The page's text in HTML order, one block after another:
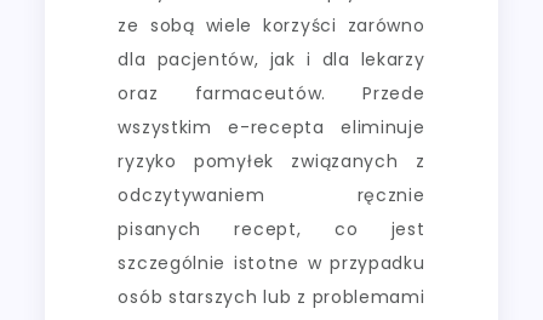
ze sobą wiele korzyści zarówno
dla pacjentów, jak i dla lekarzy
oraz farmaceutów. Przede
wszystkim e-recepta eliminuje
ryzyko pomyłek związanych z
odczytywaniem ręcznie
pisanych recept, co jest
szczególnie istotne w przypadku
osób starszych lub z problemami